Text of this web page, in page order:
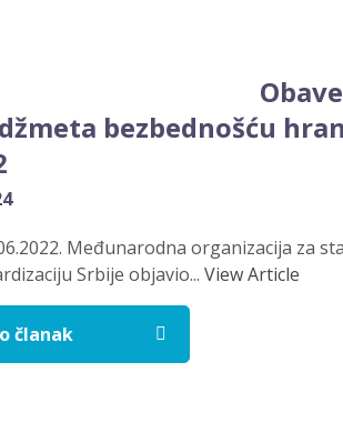
bezbednošću
Međunarodna organizacija za
Srbije objavio... View Article
članak